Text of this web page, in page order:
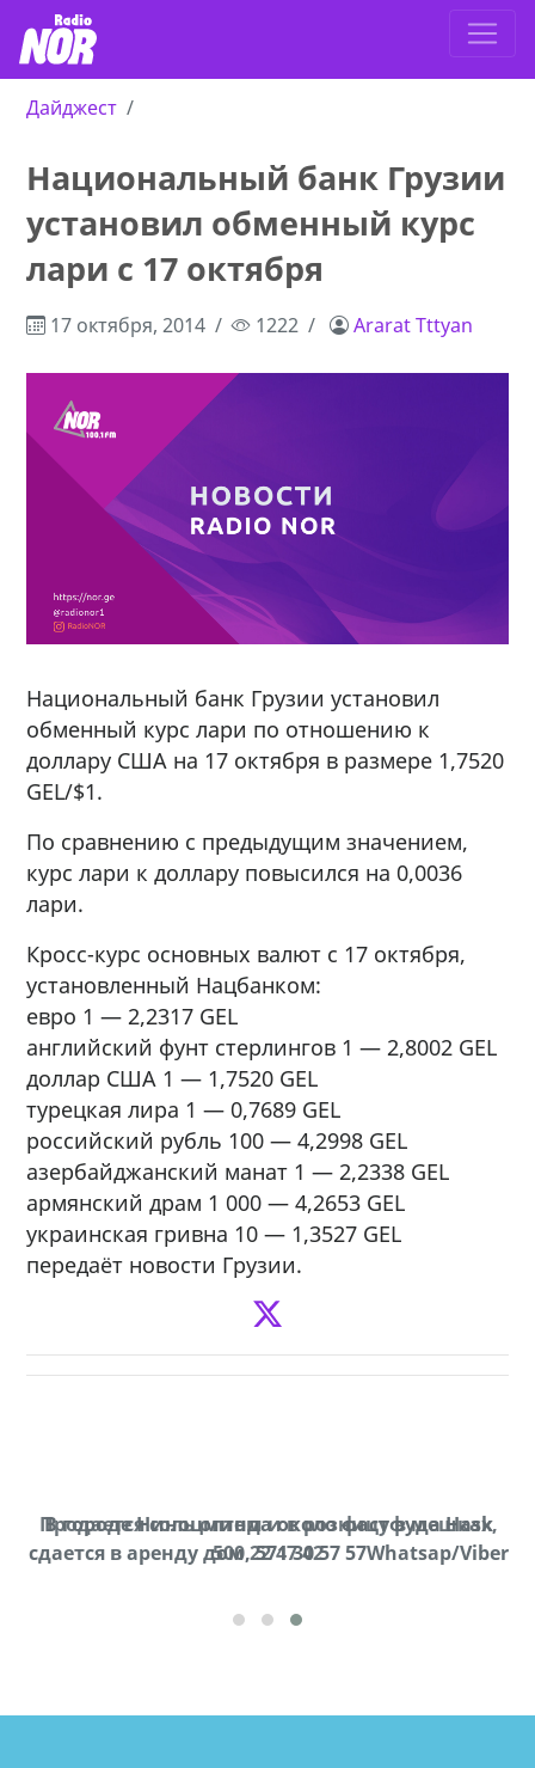
Дайджест
Национальный банк Грузии
установил обменный курс
лари с 17 октября
17 октября, 2014 1222 Ararat Tttyan
Национальный банк Грузии установил
обменный курс лари по отношению к
доллару США на 17 октября в размере 1,7520
GEL/$1.
По сравнению с предыдущим значением,
курс лари к доллару повысился на 0,0036
лари.
Кросс-курс основных валют с 17 октября,
установленный Нацбанком:
евро 1 — 2,2317 GEL
английский фунт стерлингов 1 — 2,8002 GEL
доллар США 1 — 1,7520 GEL
турецкая лира 1 — 0,7689 GEL
российский рубль 100 — 4,2998 GEL
азербайджанский манат 1 — 2,2338 GEL
армянский драм 1 000 — 4,2653 GEL
украинская гривна 10 — 1,3527 GEL
передаёт новости Грузии.
Продается соль оптом и в розницу в мешках,
500 22 47 42
В городе Ниноцминда около фастфуда Hask
cдается в аренду дом, 571 30 57 57Whatsap/Viber